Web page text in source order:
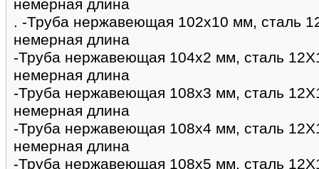
немерная длина
. -Труба нержавеющая 102х10 мм, сталь
немерная длина
-Труба нержавеющая 104х2 мм, сталь
немерная длина
-Труба нержавеющая 108х3 мм, сталь
немерная длина
-Труба нержавеющая 108х4 мм, сталь
немерная длина
-Труба нержавеющая 108х5 мм, сталь